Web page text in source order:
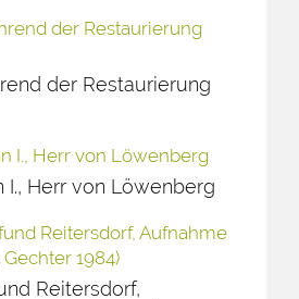
der Restaurierung
I., Herr von Löwenberg
Reitersdorf,